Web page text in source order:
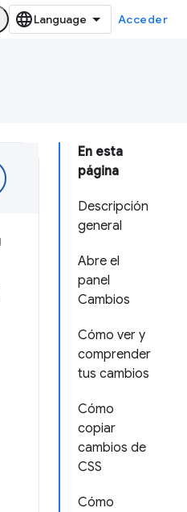
Acceder
En esta
página
Descripción
general
Abre el
panel
Cambios
Cómo ver y
comprender
tus cambios
Cómo
copiar
cambios de
CSS
Cómo